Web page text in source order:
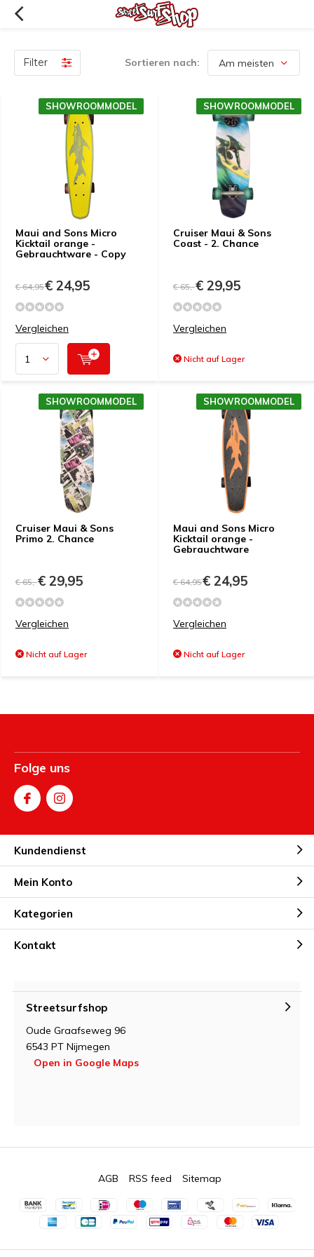
Filter Sortieren nach:
Maui and Sons Micro
Kicktail orange -
Gebrauchtware - Copy
SHOWROOMMODEL
€ 64,95€ 24,95
Vergleichen
Cruiser Maui & Sons
Coast - 2. Chance
SHOWROOMMODEL
€ 65,-€ 29,95
Vergleichen
Nicht auf Lager
Cruiser Maui & Sons
Primo 2. Chance
SHOWROOMMODEL
€ 65,-€ 29,95
Vergleichen
Nicht auf Lager
Maui and Sons Micro
Kicktail orange -
Gebrauchtware
SHOWROOMMODEL
€ 64,95€ 24,95
Vergleichen
Nicht auf Lager
Folge uns
Kundendienst
Mein Konto
Kategorien
Kontakt
Streetsurfshop
Oude Graafseweg 96
6543 PT Nijmegen
Open in Google Maps
AGB RSS feed Sitemap